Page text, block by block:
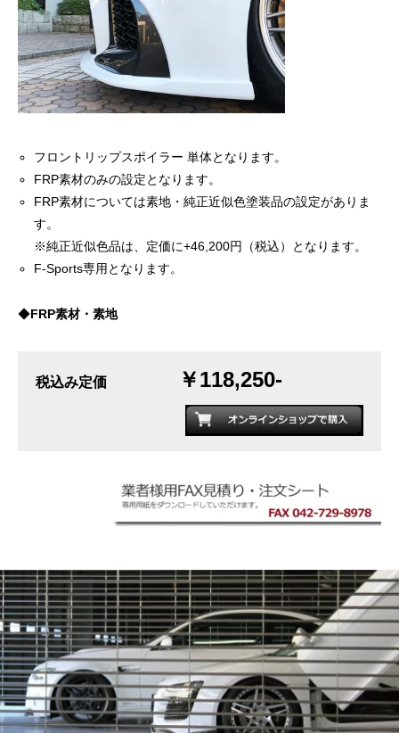
フロントリップスポイラー 単体となります。
FRP素材のみの設定となります。
FRP素材については素地・純正近似色塗装品の設定がありま
す。
※純正近似色品は、定価に+46,200円（税込）となります。
F-Sports専用となります。
◆FRP素材・素地
税込み定価 ￥118,250-